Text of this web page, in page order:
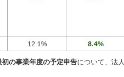
12.1% 8.4%
初の事業年度の予定申告について、法人